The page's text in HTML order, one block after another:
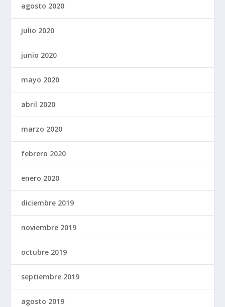
agosto 2020
julio 2020
junio 2020
mayo 2020
abril 2020
marzo 2020
febrero 2020
enero 2020
diciembre 2019
noviembre 2019
octubre 2019
septiembre 2019
agosto 2019